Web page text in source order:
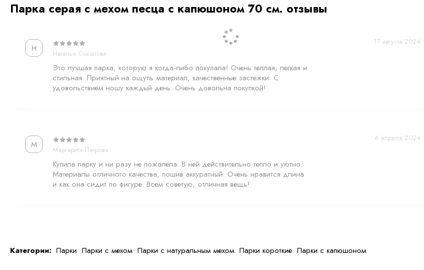
Весь мех полностью съёмный и трансформируется под ваш образ и погоду:
• можно отстегнуть переднюю меховую планку и оставить меховой капюшон;
• можно отстегнуть меховой капюшон, оставив переднюю меховую плашку;
• можно полностью снять мех и носить парку без меха, в более спокойном стиле.
Полностью отстёгивающийся меховой подклад
Внутренний подклад — это шкурки натурального кролика:
Весь подклад полностью отстёгивается, что делает уход невероятно простым. Парку
Парка серая с мехом песца с капюшоном 70 см. отзывы
Н Наталья Соколова
Это лучшая парка, которую я когда-либо покупала! Очень теплая, легкая и
стильная. Приятный на ощупь материал, качественные застежки. С
удовольствием ношу каждый день. Очень довольна покупкой!
17 августа 2024
М Маргарита Петрова
Купила парку и ни разу не пожалела. В ней действительно тепло и уютно.
Материалы отличного качества, пошив аккуратный. Очень нравится длина
и как она сидит по фигуре. Всем советую, отличная вещь!
6 апреля 2024
Категории: Парки Парки с мехом Парки с натуральным мехом Парки короткие Парки с капюшоном